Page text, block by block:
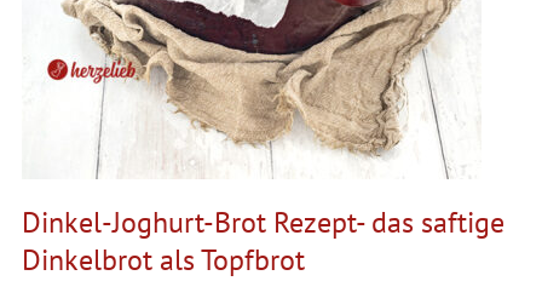
Dinkel-Joghurt-Brot Rezept- das saftige
Dinkelbrot als Topfbrot